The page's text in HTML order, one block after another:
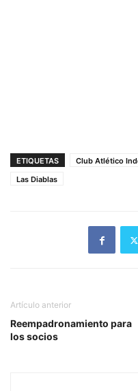
ETIQUETAS Club Atlético
Las Diablas
Artículo anterior
Reempadronamiento para
los socios